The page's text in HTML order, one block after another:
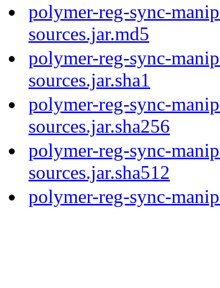
polymer-reg-sync-
sources.jar.md5
polymer-reg-sync-
sources.jar.sha1
polymer-reg-sync-
sources.jar.sha256
polymer-reg-sync-
sources.jar.sha512
polymer-reg-sync-